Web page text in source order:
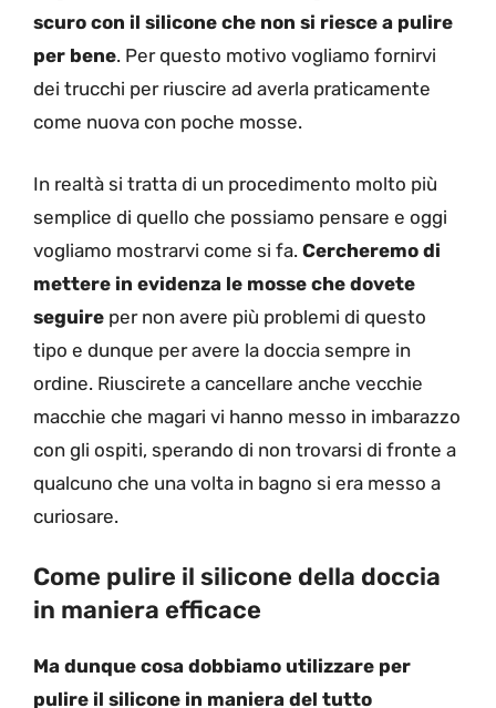
scuro con il silicone che non si riesce a pulire
per bene. Per questo motivo vogliamo fornirvi
dei trucchi per riuscire ad averla praticamente
come nuova con poche mosse.
In realtà si tratta di un procedimento molto più
semplice di quello che possiamo pensare e oggi
vogliamo mostrarvi come si fa. Cercheremo di
mettere in evidenza le mosse che dovete
seguire per non avere più problemi di questo
tipo e dunque per avere la doccia sempre in
ordine. Riuscirete a cancellare anche vecchie
macchie che magari vi hanno messo in imbarazzo
con gli ospiti, sperando di non trovarsi di fronte a
qualcuno che una volta in bagno si era messo a
curiosare.
Come pulire il silicone della doccia
in maniera efficace
Ma dunque cosa dobbiamo utilizzare per
pulire il silicone in maniera del tutto